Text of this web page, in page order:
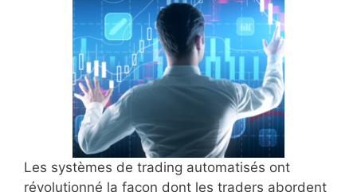
Les systèmes de trading automatisés ont
révolutionné la façon dont les traders abordent